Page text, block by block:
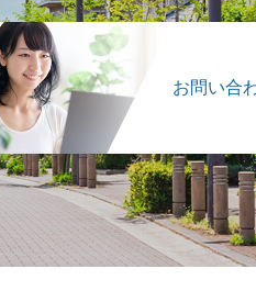
お問い合